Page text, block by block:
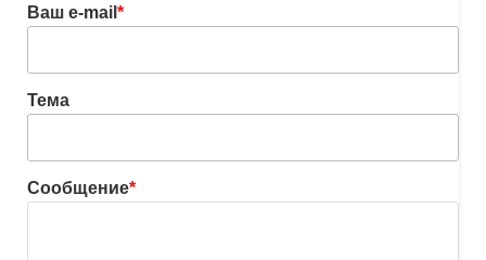
Ваш e-mail *
Тема
Сообщение*